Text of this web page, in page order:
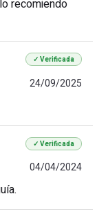
recomiendo
✓ Verificada
24/09/2025
✓ Verificada
04/04/2024